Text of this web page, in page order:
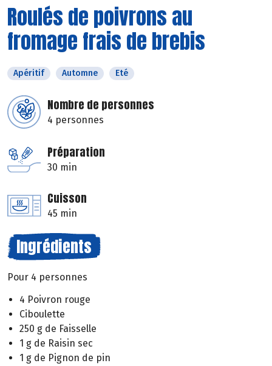
Roulés de poivrons au
fromage frais de brebis
Apéritif Automne Eté
Nombre de personnes
4 personnes
Préparation
30 min
Cuisson
45 min
Ingrédients
Pour 4 personnes
4 Poivron rouge
Ciboulette
250 g de Faisselle
1 g de Raisin sec
1 g de Pignon de pin